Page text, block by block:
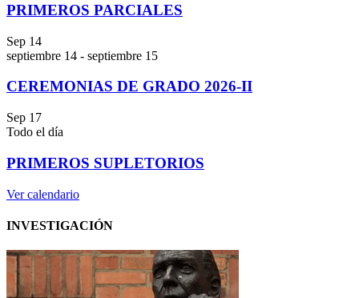
PRIMEROS PARCIALES
Sep 14
septiembre 14 - septiembre 15
CEREMONIAS DE GRADO 2026-II
Sep 17
Todo el día
PRIMEROS SUPLETORIOS
Ver calendario
INVESTIGACIÓN